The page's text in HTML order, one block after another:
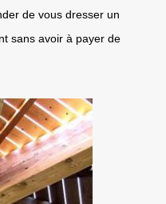
de vous dresser un
sans avoir à payer de